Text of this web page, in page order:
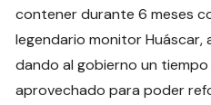
contener durante 6 meses
legendario monitor Huáscar,
dando al gobierno un
aprovechado para poder